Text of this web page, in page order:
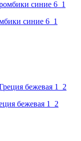
синие 6_1
бежевая 1_2